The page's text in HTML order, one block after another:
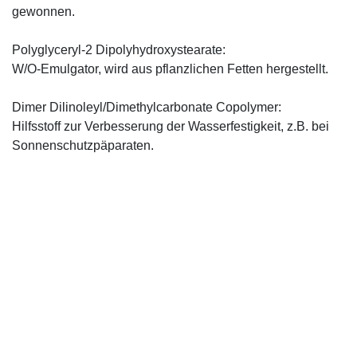
gewonnen.
Polyglyceryl-2 Dipolyhydroxystearate:
W/O-Emulgator, wird aus pflanzlichen Fetten hergestellt.
Dimer Dilinoleyl/Dimethylcarbonate Copolymer:
Hilfsstoff zur Verbesserung der Wasserfestigkeit, z.B. bei
Sonnenschutzpäparaten.